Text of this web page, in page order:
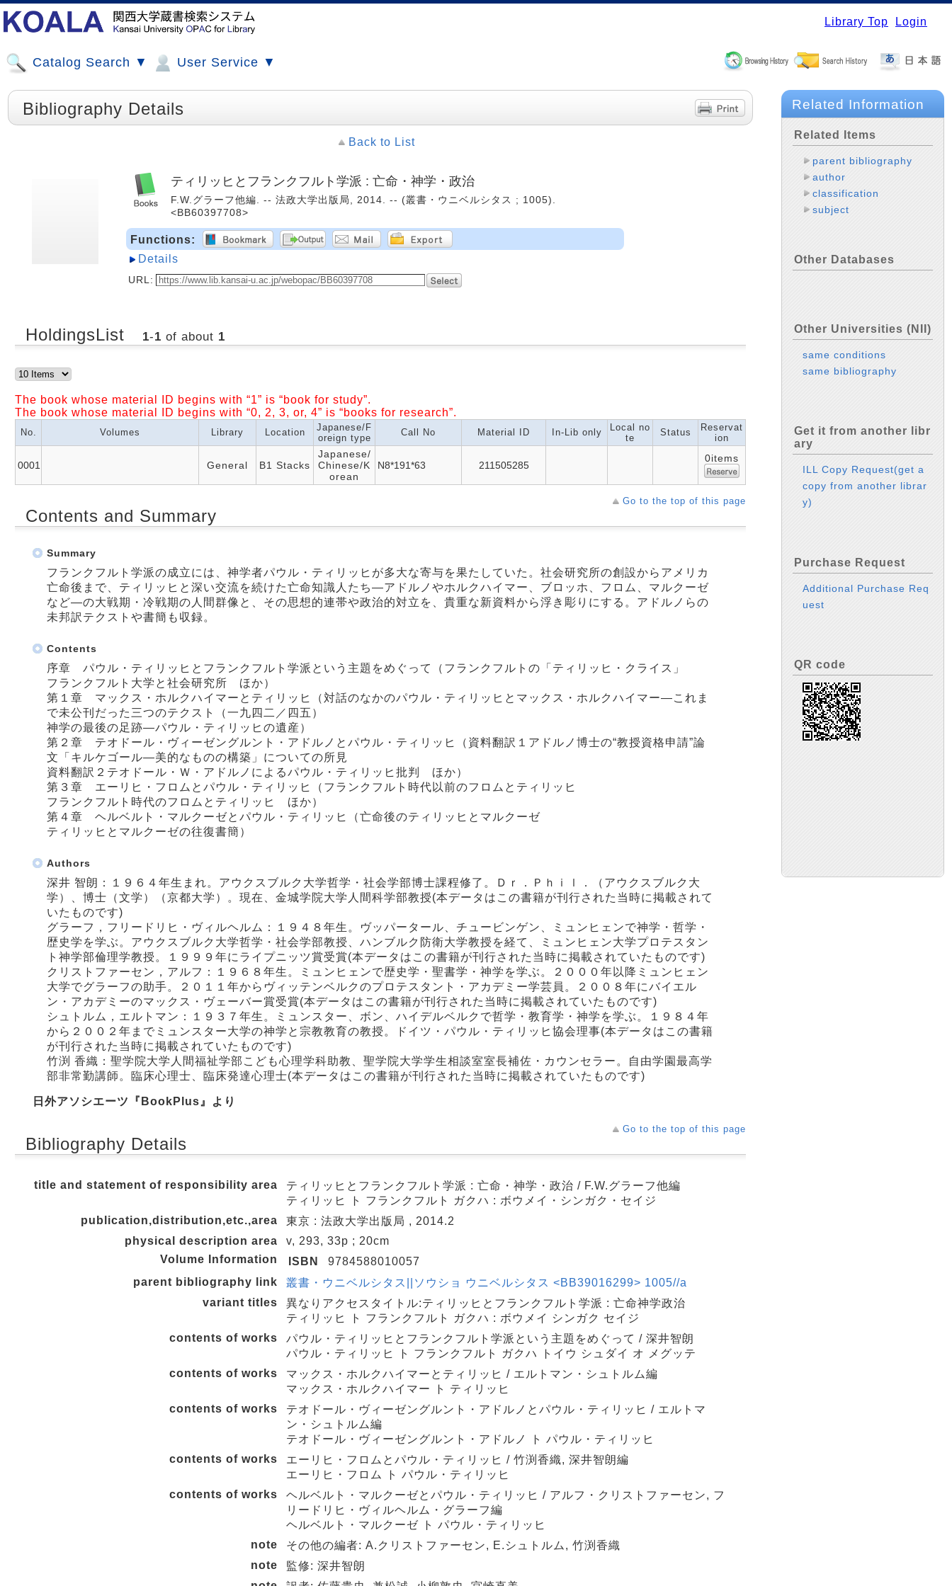
Library Top Login
Catalog Search ▼ User Service ▼
Bibliography Details
Back to List
ティリッヒとフランクフルト学派 : 亡命・神学・政治
F.W.グラーフ他編. -- 法政大学出版局, 2014. -- (叢書・ウニベルシタス ; 1005).
<BB60397708>
Functions:
Details
URL:
HoldingsList 1-1 of about 1
The book whose material ID begins with “1” is “book for study”.
The book whose material ID begins with “0, 2, 3, or, 4” is “books for research”.
No. Volumes Library Location
Japanese/F
oreign type
Call No Material ID In-Lib only
Local no
te
Status
Reservat
ion
0001 General B1 Stacks
Japanese/
Chinese/K
orean
N8*191*63 211505285
0items
Go to the top of this page
Contents and Summary
Summary
フランクフルト学派の成立には、神学者パウル・ティリッヒが多大な寄与を果たしていた。社会研究所の創設からアメリカ
亡命後まで、ティリッヒと深い交流を続けた亡命知識人たち―アドルノやホルクハイマー、ブロッホ、フロム、マルクーゼ
など―の大戦期・冷戦期の人間群像と、その思想的連帯や政治的対立を、貴重な新資料から浮き彫りにする。アドルノらの
未邦訳テクストや書簡も収録。
Contents
序章 パウル・ティリッヒとフランクフルト学派という主題をめぐって（フランクフルトの「ティリッヒ・クライス」
フランクフルト大学と社会研究所 ほか）
第１章 マックス・ホルクハイマーとティリッヒ（対話のなかのパウル・ティリッヒとマックス・ホルクハイマー―これま
で未公刊だった三つのテクスト（一九四二／四五）
神学の最後の足跡―パウル・ティリッヒの遺産）
第２章 テオドール・ヴィーゼングルント・アドルノとパウル・ティリッヒ（資料翻訳１アドルノ博士の“教授資格申請”論
文「キルケゴール―美的なものの構築」についての所見
資料翻訳２テオドール・Ｗ・アドルノによるパウル・ティリッヒ批判 ほか）
第３章 エーリヒ・フロムとパウル・ティリッヒ（フランクフルト時代以前のフロムとティリッヒ
フランクフルト時代のフロムとティリッヒ ほか）
第４章 ヘルベルト・マルクーゼとパウル・ティリッヒ（亡命後のティリッヒとマルクーゼ
ティリッヒとマルクーゼの往復書簡）
Authors
深井 智朗：１９６４年生まれ。アウクスブルク大学哲学・社会学部博士課程修了。Ｄｒ．Ｐｈｉｌ．（アウクスブルク大
学）、博士（文学）（京都大学）。現在、金城学院大学人間科学部教授(本データはこの書籍が刊行された当時に掲載されて
いたものです)
グラーフ，フリードリヒ・ヴィルヘルム：１９４８年生。ヴッパータール、チュービンゲン、ミュンヒェンで神学・哲学・
歴史学を学ぶ。アウクスブルク大学哲学・社会学部教授、ハンブルク防衛大学教授を経て、ミュンヒェン大学プロテスタン
ト神学部倫理学教授。１９９９年にライプニッツ賞受賞(本データはこの書籍が刊行された当時に掲載されていたものです)
クリストファーセン，アルフ：１９６８年生。ミュンヒェンで歴史学・聖書学・神学を学ぶ。２０００年以降ミュンヒェン
大学でグラーフの助手。２０１１年からヴィッテンベルクのプロテスタント・アカデミー学芸員。２００８年にバイエル
ン・アカデミーのマックス・ヴェーバー賞受賞(本データはこの書籍が刊行された当時に掲載されていたものです)
シュトルム，エルトマン：１９３７年生。ミュンスター、ボン、ハイデルベルクで哲学・教育学・神学を学ぶ。１９８４年
から２００２年までミュンスター大学の神学と宗教教育の教授。ドイツ・パウル・ティリッヒ協会理事(本データはこの書籍
が刊行された当時に掲載されていたものです)
竹渕 香織：聖学院大学人間福祉学部こども心理学科助教、聖学院大学学生相談室室長補佐・カウンセラー。自由学園最高学
部非常勤講師。臨床心理士、臨床発達心理士(本データはこの書籍が刊行された当時に掲載されていたものです)
日外アソシエーツ『BookPlus』より
Go to the top of this page
Bibliography Details
title and statement of responsibility area
ティリッヒとフランクフルト学派 : 亡命・神学・政治 / F.W.グラーフ他編
ティリッヒ ト フランクフルト ガクハ : ボウメイ・シンガク・セイジ
publication,distribution,etc.,area
東京 : 法政大学出版局 , 2014.2
physical description area
v, 293, 33p ; 20cm
Volume Information
ISBN
9784588010057
parent bibliography link
叢書・ウニベルシタス||ソウショ ウニベルシタス <BB39016299> 1005//a
variant titles
異なりアクセスタイトル:ティリッヒとフランクフルト学派 : 亡命神学政治
ティリッヒ ト フランクフルト ガクハ : ボウメイ シンガク セイジ
contents of works
パウル・ティリッヒとフランクフルト学派という主題をめぐって / 深井智朗
パウル・ティリッヒ ト フランクフルト ガクハ トイウ シュダイ オ メグッテ
contents of works
マックス・ホルクハイマーとティリッヒ / エルトマン・シュトルム編
マックス・ホルクハイマー ト ティリッヒ
contents of works
テオドール・ヴィーゼングルント・アドルノとパウル・ティリッヒ / エルトマ
ン・シュトルム編
テオドール・ヴィーゼングルント・アドルノ ト パウル・ティリッヒ
contents of works
エーリヒ・フロムとパウル・ティリッヒ / 竹渕香織, 深井智朗編
エーリヒ・フロム ト パウル・ティリッヒ
contents of works
ヘルベルト・マルクーゼとパウル・ティリッヒ / アルフ・クリストファーセン, フ
リードリヒ・ヴィルヘルム・グラーフ編
ヘルベルト・マルクーゼ ト パウル・ティリッヒ
note
その他の編者: A.クリストファーセン, E.シュトルム, 竹渕香織
note
監修: 深井智朗
Related Information
Related Items
parent bibliography
author
classification
subject
Other Databases
Other Universities (NII)
same conditions
same bibliography
Get it from another libr
ary
ILL Copy Request(get a
copy from another librar
y)
Purchase Request
Additional Purchase Req
uest
QR code